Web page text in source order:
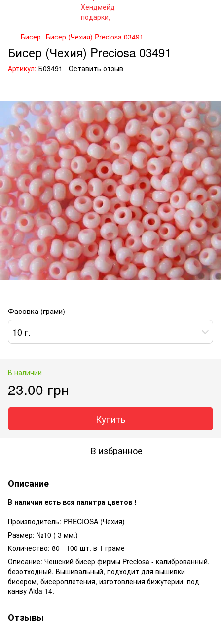
Бисер Бисер (Чехия) Preciosa 03491
Бисер (Чехия) Preciosa 03491
Артикул: Б03491 Оставить отзыв
Фасовка (грами)
10 г.
В наличии
23.00 грн
Купить
В избранное
Описание
В наличии есть вся палитра цветов !
Производитель: PRECIOSA (Чехия)
Размер: №10 ( 3 мм.)
Количество: 80 - 100 шт. в 1 граме
Описание: Чешский бисер фирмы Preciosa - калиброванный,
безотходный. Вышивальный, подходит для вышивки
бисером, бисероплетения, изготовления бижутерии, под
канву Aida 14.
Отзывы